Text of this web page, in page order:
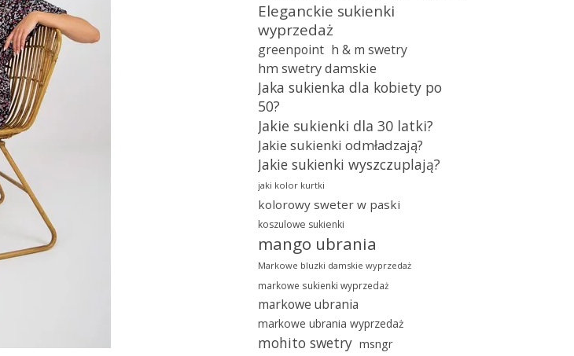
Eleganckie sukienki
wyprzedaż
greenpoint h & m swetry
hm swetry damskie
Jaka sukienka dla kobiety po
50?
Jakie sukienki dla 30 latki?
Jakie sukienki odmładzają?
Jakie sukienki wyszczuplają?
jaki kolor kurtki
kolorowy sweter w paski
koszulowe sukienki
mango ubrania
Markowe bluzki damskie wyprzedaż
markowe sukienki wyprzedaż
markowe ubrania
markowe ubrania wyprzedaż
mohito swetry msngr